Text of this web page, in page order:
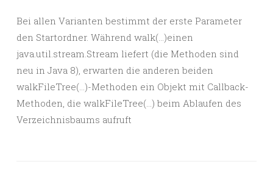
Bei allen Varianten bestimmt der erste Parameter
den Startordner. Während walk(…)einen
java.util.stream.Stream liefert (die Methoden sind
neu in Java 8), erwarten die anderen beiden
walkFileTree(…)-Methoden ein Objekt mit Callback-
Methoden, die walkFileTree(…) beim Ablaufen des
Verzeichnisbaums aufruft